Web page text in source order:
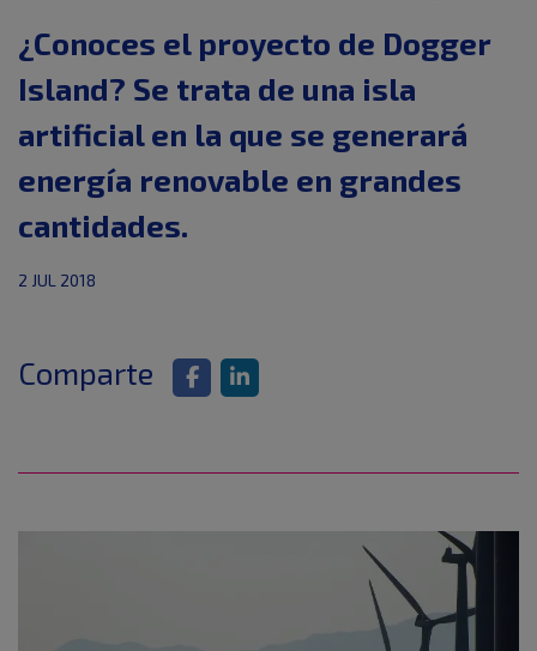
¿Conoces el proyecto de Dogger
Island? Se trata de una isla
artificial en la que se generará
energía renovable en grandes
cantidades.
2 JUL 2018
Comparte